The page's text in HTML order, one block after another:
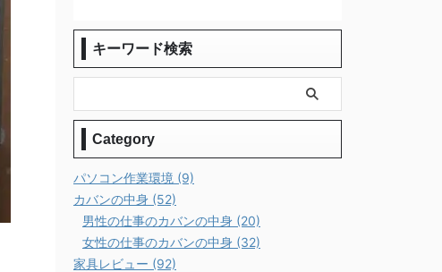
キーワード検索
Category
パソコン作業環境 (9)
カバンの中身 (52)
男性の仕事のカバンの中身 (20)
女性の仕事のカバンの中身 (32)
家具レビュー (92)